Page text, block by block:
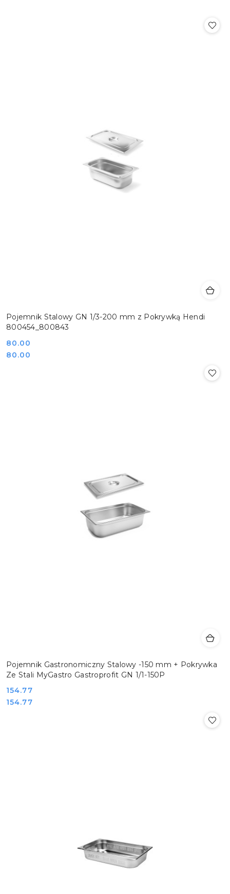
Pojemnik Stalowy GN 1/3-200 mm z Pokrywką Hendi
800454_800843
Cena:
80.00
Cena:
80.00
Pojemnik Gastronomiczny Stalowy -150 mm + Pokrywka
Ze Stali MyGastro Gastroprofit GN 1/1-150P
Cena:
154.77
Cena:
154.77